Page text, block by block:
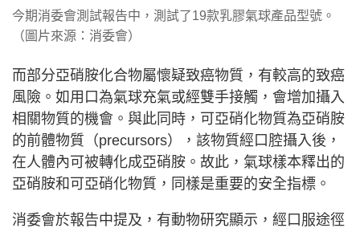
今期消委會測試報告中，測試了19款乳膠氣球產品型號。
（圖片來源：消委會）
而部分亞硝胺化合物屬懷疑致癌物質，有較高的致癌
風險。如用口為氣球充氣或經雙手接觸，會增加攝入
相關物質的機會。與此同時，可亞硝化物質為亞硝胺
的前體物質（precursors），該物質經口腔攝入後，
在人體內可被轉化成亞硝胺。故此，氣球樣本釋出的
亞硝胺和可亞硝化物質，同樣是重要的安全指標。
消委會於報告中提及，有動物研究顯示，經口服途徑